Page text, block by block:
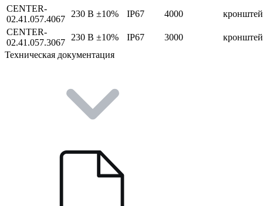
CENTER-
02.41.057.4067
230 В ±10% IP67 4000
CENTER-
02.41.057.3067
230 В ±10% IP67 3000
Техническая документация